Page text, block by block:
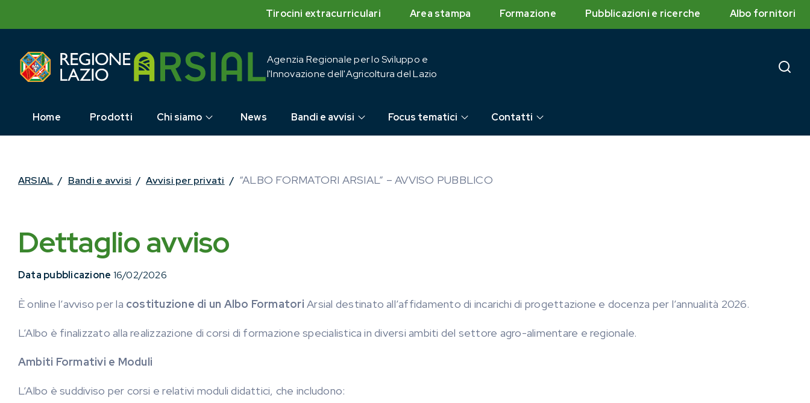
Tirocini extracurriculari Area stampa Formazione Pubblicazioni e ricerche Albo fornitori
Agenzia Regionale per lo Sviluppo e
l'Innovazione dell'Agricoltura del Lazio
Home Prodotti Chi siamo News Bandi e avvisi Focus tematici Contatti
ARSIAL / Bandi e avvisi / Avvisi per privati / “ALBO FORMATORI ARSIAL” – AVVISO PUBBLICO
Dettaglio avviso
Data pubblicazione 16/02/2026
È online l’avviso per la costituzione di un Albo Formatori Arsial destinato all’affidamento di incarichi di progettazione e docenza per l’annualità 2026.
L’Albo è finalizzato alla realizzazione di corsi di formazione specialistica in diversi ambiti del settore agro-alimentare e regionale.
Ambiti Formativi e Moduli
L’Albo è suddiviso per corsi e relativi moduli didattici, che includono: